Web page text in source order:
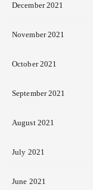
December 2021
November 2021
October 2021
September 2021
August 2021
July 2021
June 2021